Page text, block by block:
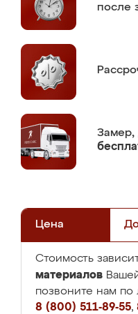
после
Замер,
Цена
Стоимость
материалов
позвоните нам
8 (800) 511-89-55,